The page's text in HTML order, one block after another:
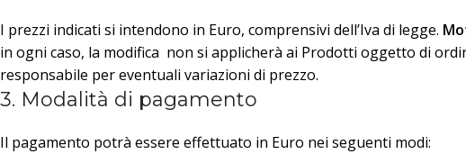
I prezzi indicati si intendono in Euro, comprensivi dell’Iva di legge.
in ogni caso, la modifica non si applicherà ai Prodotti oggetto di
responsabile per eventuali variazioni di prezzo.
3. Modalità di pagamento
Il pagamento potrà essere effettuato in Euro nei seguenti modi: